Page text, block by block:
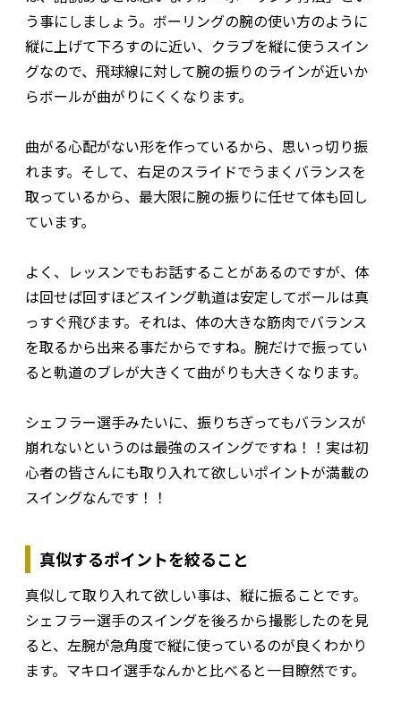
う事にしましょう。ボーリングの腕の使い方のように
縦に上げて下ろすのに近い、クラブを縦に使うスイン
グなので、飛球線に対して腕の振りのラインが近いか
らボールが曲がりにくくなります。
曲がる心配がない形を作っているから、思いっ切り振
れます。そして、右足のスライドでうまくバランスを
取っているから、最大限に腕の振りに任せて体も回し
ています。
よく、レッスンでもお話することがあるのですが、体
は回せば回すほどスイング軌道は安定してボールは真
っすぐ飛びます。それは、体の大きな筋肉でバランス
を取るから出来る事だからですね。腕だけで振ってい
ると軌道のブレが大きくて曲がりも大きくなります。
シェフラー選手みたいに、振りちぎってもバランスが
崩れないというのは最強のスイングですね！！実は初
心者の皆さんにも取り入れて欲しいポイントが満載の
スイングなんです！！
真似するポイントを絞ること
真似して取り入れて欲しい事は、縦に振ることです。
シェフラー選手のスイングを後ろから撮影したのを見
ると、左腕が急角度で縦に使っているのが良くわかり
ます。マキロイ選手なんかと比べると一目瞭然です。